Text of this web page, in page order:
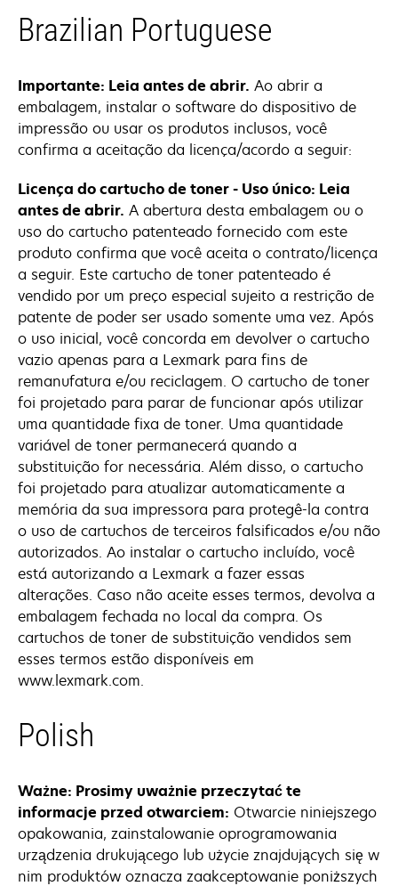
Brazilian Portuguese
Importante: Leia antes de abrir. Ao abrir a
embalagem, instalar o software do dispositivo de
impressão ou usar os produtos inclusos, você
confirma a aceitação da licença/acordo a seguir:
Licença do cartucho de toner - Uso único: Leia
antes de abrir. A abertura desta embalagem ou o
uso do cartucho patenteado fornecido com este
produto confirma que você aceita o contrato/licença
a seguir. Este cartucho de toner patenteado é
vendido por um preço especial sujeito a restrição de
patente de poder ser usado somente uma vez. Após
o uso inicial, você concorda em devolver o cartucho
vazio apenas para a Lexmark para fins de
remanufatura e/ou reciclagem. O cartucho de toner
foi projetado para parar de funcionar após utilizar
uma quantidade fixa de toner. Uma quantidade
variável de toner permanecerá quando a
substituição for necessária. Além disso, o cartucho
foi projetado para atualizar automaticamente a
memória da sua impressora para protegê-la contra
o uso de cartuchos de terceiros falsificados e/ou não
autorizados. Ao instalar o cartucho incluído, você
está autorizando a Lexmark a fazer essas
alterações. Caso não aceite esses termos, devolva a
embalagem fechada no local da compra. Os
cartuchos de toner de substituição vendidos sem
esses termos estão disponíveis em
www.lexmark.com.
Polish
Ważne: Prosimy uważnie przeczytać te
informacje przed otwarciem: Otwarcie niniejszego
opakowania, zainstalowanie oprogramowania
urządzenia drukującego lub użycie znajdujących się w
nim produktów oznacza zaakceptowanie poniższych